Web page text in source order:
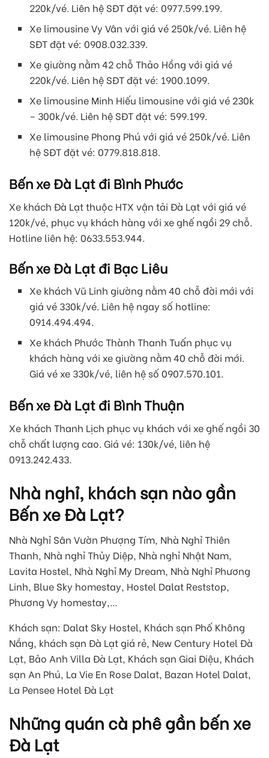
220k/vé. Liên hệ SĐT đặt vé: 0977.599.199.
Xe limousine Vy Vân với giá vé 250k/vé. Liên hệ
SĐT đặt vé: 0908.032.339.
Xe giường nằm 42 chỗ Thảo Hồng với giá vé
220k/vé. Liên hệ SĐT đặt vé: 1900.1099.
Xe limousine Minh Hiếu limousine với giá vé 230k
– 300k/vé. Liên hệ SĐT đặt vé: 599.199.
Xe limousine Phong Phú với giá vé 250k/vé. Liên
hệ SĐT đặt vé: 0779.818.818.
Bến xe Đà Lạt đi Bình Phước
Xe khách Đà Lạt thuộc HTX vận tải Đà Lạt với giá vé
120k/vé, phục vụ khách hàng với xe ghế ngồi 29 chỗ.
Hotline liên hệ: 0633.553.944.
Bến xe Đà Lạt đi Bạc Liêu
Xe khách Vũ Linh giường nằm 40 chỗ đời mới với
giá vé 330k/vé. Liên hệ ngay số hotline:
0914.494.494.
Xe khách Phước Thành Thanh Tuấn phục vụ
khách hàng với xe giường nằm 40 chỗ đời mới.
Giá vé xe 330k/vé, liên hệ số 0907.570.101.
Bến xe Đà Lạt đi Bình Thuận
Xe khách Thanh Lịch phục vụ khách với xe ghế ngồi 30
chỗ chất lượng cao. Giá vé: 130k/vé, liên hệ
0913.242.433.
Nhà nghỉ, khách sạn nào gần
Bến xe Đà Lạt?
Nhà Nghỉ Sân Vườn Phượng Tím, Nhà Nghỉ Thiên
Thanh, Nhà nghỉ Thủy Diệp, Nhà nghỉ Nhật Nam,
Lavita Hostel, Nhà Nghỉ My Dream, Nhà Nghỉ Phương
Linh, Blue Sky homestay, Hostel Dalat Reststop,
Phương Vy homestay,…
Khách sạn: Dalat Sky Hostel, Khách sạn Phố Không
Nắng, khách sạn Đà Lạt giá rẻ, New Century Hotel Đà
Lạt, Bảo Anh Villa Đà Lạt, Khách sạn Giai Điệu, Khách
sạn An Phú, La Vie En Rose Dalat, Bazan Hotel Dalat,
La Pensee Hotel Đà Lạt
Những quán cà phê gần bến xe
Đà Lạt